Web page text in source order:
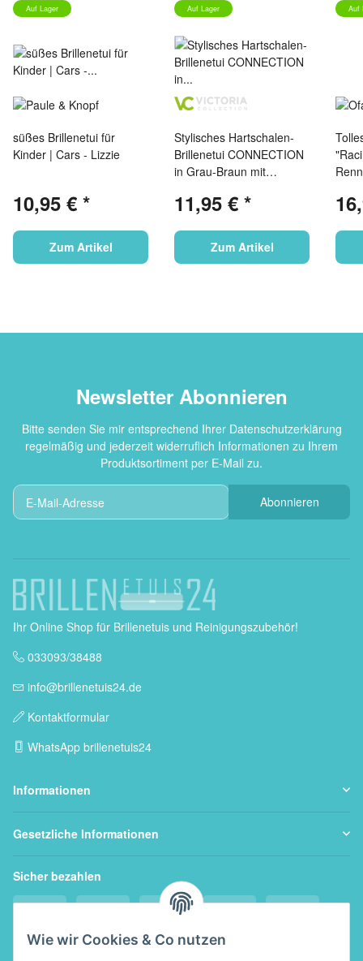
Auf Lager
süßes Brillenetui für
Kinder | Cars - Lizzie
10,95 € *
Zum Artikel
Auf Lager
Stylisches Hartschalen-
Brillenetui CONNECTION
in Grau-Braun mit
im Webmuster
11,95 € *
Zum Artikel
Auf
Newsletter Abonnieren
Bitte senden Sie mir entsprechend Ihrer Datenschutzerklärung
regelmäßig und jederzeit widerruflich Informationen zu Ihrem
Produktsortiment per E-Mail zu.
Abonnieren
Ihr Online Shop für Brillenetuis und Reinigungszubehör!
033093/38488
info@brillenetuis24.de
Kontaktformular
WhatsApp brillenetuis24
Informationen
Gesetzliche Informationen
Sicher bezahlen
Wie wir Cookies & Co nutzen